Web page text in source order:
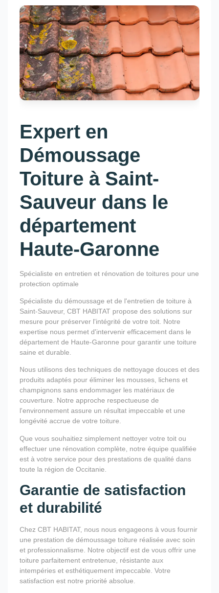
Expert en
Démoussage
Toiture à Saint-
Sauveur dans le
département
Haute-Garonne
Spécialiste en entretien et rénovation de toitures pour une
protection optimale
Spécialiste du démoussage et de l'entretien de toiture à
Saint-Sauveur, CBT HABITAT propose des solutions sur
mesure pour préserver l'intégrité de votre toit. Notre
expertise nous permet d'intervenir efficacement dans le
département de Haute-Garonne pour garantir une toiture
saine et durable.
Nous utilisons des techniques de nettoyage douces et des
produits adaptés pour éliminer les mousses, lichens et
champignons sans endommager les matériaux de
couverture. Notre approche respectueuse de
l'environnement assure un résultat impeccable et une
longévité accrue de votre toiture.
Que vous souhaitiez simplement nettoyer votre toit ou
effectuer une rénovation complète, notre équipe qualifiée
est à votre service pour des prestations de qualité dans
toute la région de Occitanie.
Garantie de satisfaction
et durabilité
Chez CBT HABITAT, nous nous engageons à vous fournir
une prestation de démoussage toiture réalisée avec soin
et professionnalisme. Notre objectif est de vous offrir une
toiture parfaitement entretenue, résistante aux
intempéries et esthétiquement impeccable. Votre
satisfaction est notre priorité absolue.